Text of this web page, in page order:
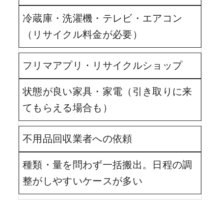
冷蔵庫・洗濯機・テレビ・エアコン
（リサイクル料金が必要）
フリマアプリ・リサイクルショップ
状態が良い家具・家電（引き取りに来
てもらえる場合も）
不用品回収業者への依頼
種類・量を問わず一括搬出。日程の調
整がしやすいケースが多い